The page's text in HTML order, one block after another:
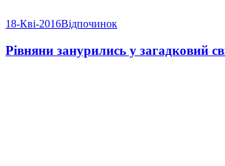
18-Кві-2016Відпочинок
Рівняни занурились у загадковий